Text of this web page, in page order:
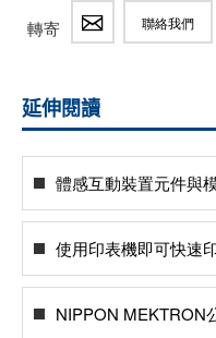
轉寄 聯絡我們
延伸閱讀
體感互動裝置元件與
使用印表機即可快速
NIPPON MEKTRON